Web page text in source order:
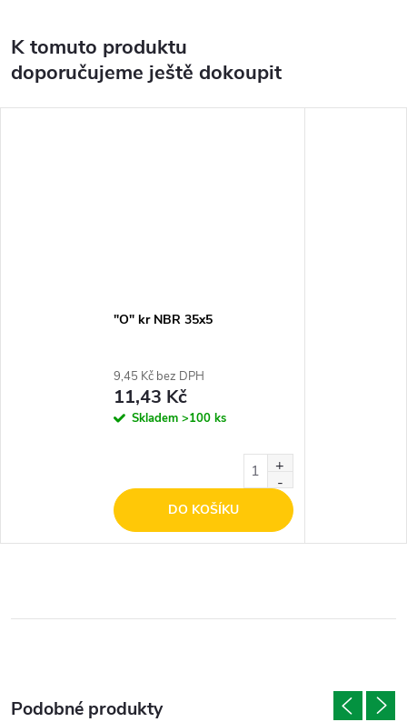
K tomuto produktu
doporučujeme ještě dokoupit
"O" kr NBR 35x5
9,45 Kč bez DPH
11,43 Kč
Skladem >100 ks
DO KOŠÍKU